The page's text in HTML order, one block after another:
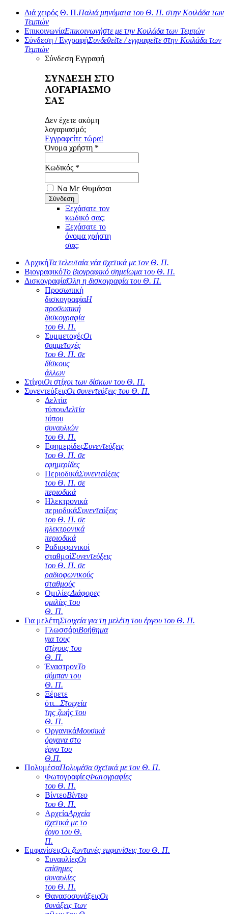
Διά χειρός Θ. Π.Παλιά μηνύματα του Θ. Π. στην Κοιλάδα των
Τεμπών
ΕπικοινωνίαΕπικοινωνήστε με την Κοιλάδα των Τεμπών
Σύνδεση / ΕγγραφήΣυνδεθείτε / εγγραφείτε στην Κοιλάδα των
Τεμπών
Σύνδεση Εγγραφή
ΣΥΝΔΕΣΗ ΣΤΟ
ΛΟΓΑΡΙΑΣΜΟ
ΣΑΣ
Δεν έχετε ακόμη
λογαριασμό;
Εγγραφείτε τώρα!
Όνομα χρήστη *
Κωδικός *
Να Με Θυμάσαι
Ξεχάσατε τον
κωδικό σας;
Ξεχάσατε το
όνομα χρήστη
σας;
ΑρχικήΤα τελευταία νέα σχετικά με τον Θ. Π.
ΒιογραφικόΤο βιογραφικό σημείωμα του Θ. Π.
ΔισκογραφίαΌλη η δισκογραφία του Θ. Π.
Προσωπική
δισκογραφίαΗ
προσωπική
δισκογραφία
του Θ. Π.
ΣυμμετοχέςΟι
συμμετοχές
του Θ. Π. σε
δίσκους
άλλων
ΣτίχοιΟι στίχοι των δίσκων του Θ. Π.
ΣυνεντεύξειςΟι συνεντεύξεις του Θ. Π.
Δελτία
τύπουΔελτία
τύπου
συναυλιών
του Θ. Π.
ΕφημερίδεςΣυνεντεύξεις
του Θ. Π. σε
εφημερίδες
ΠεριοδικάΣυνεντεύξεις
του Θ. Π. σε
περιοδικά
Ηλεκτρονικά
περιοδικάΣυνεντεύξεις
του Θ. Π. σε
ηλεκτρονικά
περιοδικά
Ραδιοφωνικοί
σταθμοίΣυνεντεύξεις
του Θ. Π. σε
ραδιοφωνικούς
σταθμούς
ΟμιλίεςΔιάφορες
ομιλίες του
Θ. Π.
Για μελέτηΣτοιχεία για τη μελέτη του έργου του Θ. Π.
ΓλωσσάριΒοήθημα
για τους
στίχους του
Θ. Π.
ΈναστρονΤο
σύμπαν του
Θ. Π.
Ξέρετε
ότι...Στοιχεία
της ζωής του
Θ. Π.
ΟργανικάΜουσικά
όργανα στο
έργο του
Θ.Π.
ΠολυμέσαΠολυμέσα σχετικά με τον Θ. Π.
ΦωτογραφίεςΦωτογραφίες
του Θ. Π.
ΒίντεοΒίντεο
του Θ. Π.
ΑρχείαΑρχεία
σχετικά με το
έργο του Θ.
Π.
ΕμφανίσειςΟι ζωντανές εμφανίσεις του Θ. Π.
ΣυναυλίεςΟι
επίσημες
συναυλίες
του Θ. Π.
ΘανασοσυνάξειςΟι
συνάξεις των